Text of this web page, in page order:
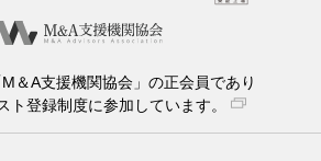
＆A支援機関協会」の正会員であり
ト登録制度に参加しています。